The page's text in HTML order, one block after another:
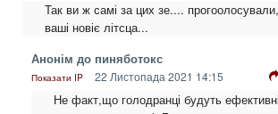
Так ви ж самі за цих зе....
ваші новіє літсца...
Анонім до пиняботокс
Показати IP 22 Листопада 2021 14:15
Не факт,що голодранці будуть